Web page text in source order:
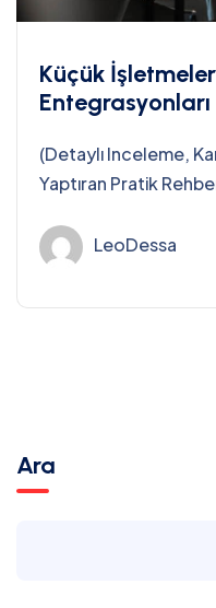
Küçük
(Detaylı Inceleme,
Yaptıran Pratik
LeoDessa
Ara